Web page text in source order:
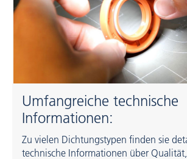
Umfangreiche technische
Informationen:
Zu vielen Dichtungstypen finden sie
technische Informationen über